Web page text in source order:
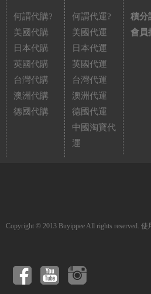
何謂代購?
美國代購
日本代購
英國代購
台灣代購
澳洲代購
德國代購
何謂代運?
美國代運
日本代運
英國代運
台灣代運
澳洲代運
德國代運
中國淘寶代
運
積分
會員
Copyright © 2013 Buyippee All rights reserved. 使